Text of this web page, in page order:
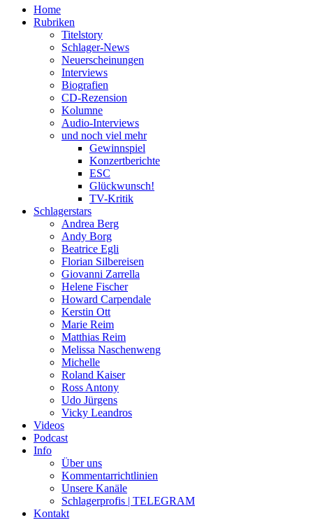
Home
Rubriken
Titelstory
Schlager-News
Neuerscheinungen
Interviews
Biografien
CD-Rezension
Kolumne
Audio-Interviews
und noch viel mehr
Gewinnspiel
Konzertberichte
ESC
Glückwunsch!
TV-Kritik
Schlagerstars
Andrea Berg
Andy Borg
Beatrice Egli
Florian Silbereisen
Giovanni Zarrella
Helene Fischer
Howard Carpendale
Kerstin Ott
Marie Reim
Matthias Reim
Melissa Naschenweng
Michelle
Roland Kaiser
Ross Antony
Udo Jürgens
Vicky Leandros
Videos
Podcast
Info
Über uns
Kommentarrichtlinien
Unsere Kanäle
Schlagerprofis | TELEGRAM
Kontakt